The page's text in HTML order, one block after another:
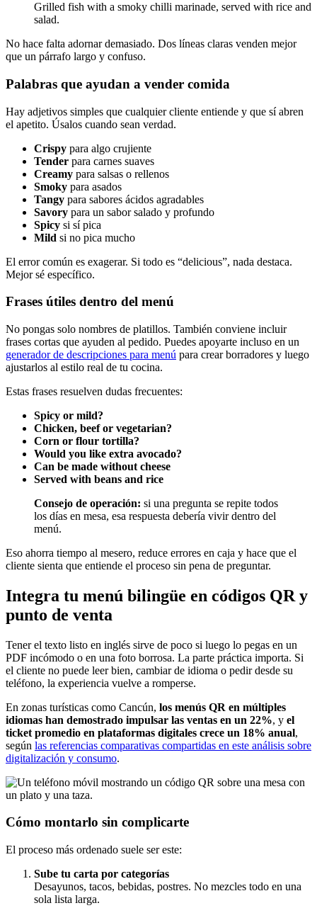
Grilled fish with a smoky chilli marinade, served with rice and
salad.
No hace falta adornar demasiado. Dos líneas claras venden mejor
que un párrafo largo y confuso.
Palabras que ayudan a vender comida
Hay adjetivos simples que cualquier cliente entiende y que sí abren
el apetito. Úsalos cuando sean verdad.
Crispy para algo crujiente
Tender para carnes suaves
Creamy para salsas o rellenos
Smoky para asados
Tangy para sabores ácidos agradables
Savory para un sabor salado y profundo
Spicy si sí pica
Mild si no pica mucho
El error común es exagerar. Si todo es “delicious”, nada destaca.
Mejor sé específico.
Frases útiles dentro del menú
No pongas solo nombres de platillos. También conviene incluir
frases cortas que ayuden al pedido. Puedes apoyarte incluso en un
generador de descripciones para menú para crear borradores y luego
ajustarlos al estilo real de tu cocina.
Estas frases resuelven dudas frecuentes:
Spicy or mild?
Chicken, beef or vegetarian?
Corn or flour tortilla?
Would you like extra avocado?
Can be made without cheese
Served with beans and rice
Consejo de operación: si una pregunta se repite todos
los días en mesa, esa respuesta debería vivir dentro del
menú.
Eso ahorra tiempo al mesero, reduce errores en caja y hace que el
cliente sienta que entiende el proceso sin pena de preguntar.
Integra tu menú bilingüe en códigos QR y
punto de venta
Tener el texto listo en inglés sirve de poco si luego lo pegas en un
PDF incómodo o en una foto borrosa. La parte práctica importa. Si
el cliente no puede leer bien, cambiar de idioma o pedir desde su
teléfono, la experiencia vuelve a romperse.
En zonas turísticas como Cancún, los menús QR en múltiples
idiomas han demostrado impulsar las ventas en un 22%, y el
ticket promedio en plataformas digitales crece un 18% anual,
según las referencias comparativas compartidas en este análisis sobre
digitalización y consumo.
Cómo montarlo sin complicarte
El proceso más ordenado suele ser este:
Sube tu carta por categorías
Desayunos, tacos, bebidas, postres. No mezcles todo en una
sola lista larga.